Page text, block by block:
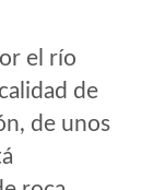
el río
de
de unos